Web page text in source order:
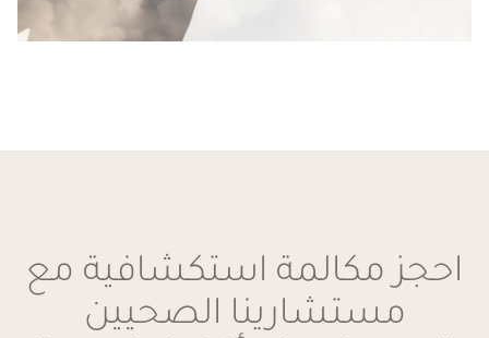
احجز مكالمة استكشافية مع
مستشارينا الصحيين